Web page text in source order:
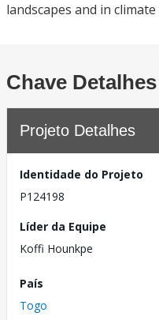
landscapes and in
Chave Detalhes
Projeto Detalhes
Identidade do Projeto
P124198
Líder da Equipe
Koffi Hounkpe
País
Togo